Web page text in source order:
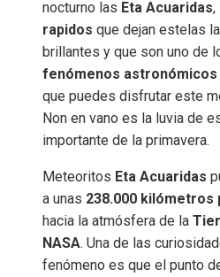
nocturno las Eta Acuaridas,
rapidos que dejan estelas
brillantes y que son uno de
fenómenos astronómicos
que puedes disfrutar este
Non en vano es la luvia de
importante de la primavera.
Meteoritos Eta Acuaridas
a unas 238.000 kilómetros
hacia la atmósfera de la
NASA. Una de las
fenómeno es que el punto